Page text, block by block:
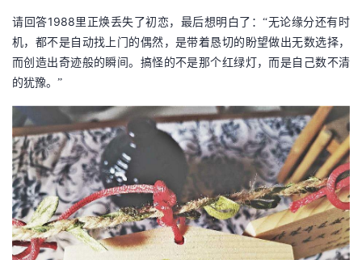
请回答1988里正焕丢失了初恋，最后想明白了：“无论缘分还有时
机，都不是自动找上门的偶然，是带着恳切的盼望做出无数选择，
而创造出奇迹般的瞬间。搞怪的不是那个红绿灯，而是自己数不清
的犹豫。”